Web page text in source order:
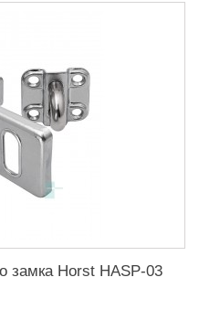
замка Horst HASP-03